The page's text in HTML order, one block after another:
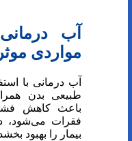
آب
مواردی
آب‌ درمانی با
طبیعی بدن
باعث کاهش
فقرات می‌شود،
بیمار را بهبود